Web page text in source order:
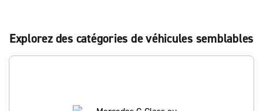
Explorez des catégories de véhicules semblables